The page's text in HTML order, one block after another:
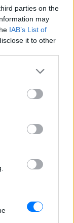
parties on the
may
IAB’s List of
it to other
‑